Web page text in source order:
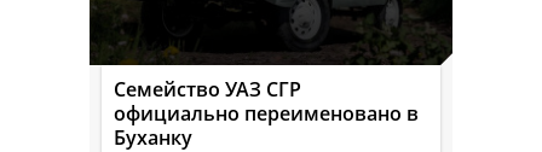
Семейство УАЗ СГР
официально переименовано в
Буханку